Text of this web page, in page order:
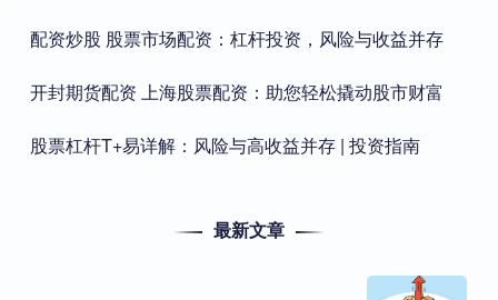
​配资炒股 股票市场配资：杠杆投资，风险与收益并存
​开封期货配资 上海股票配资：助您轻松撬动股市财富
​股票杠杆T+易详解：风险与高收益并存 | 投资指南
最新文章